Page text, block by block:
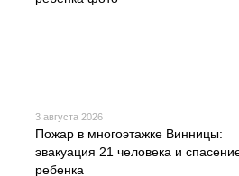
3 августа 2026
Пожар в многоэтажке Винницы:
эвакуация 21 человека и
ребенка